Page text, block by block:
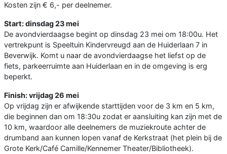
Kosten zijn € 6,- per deelnemer.
Start: dinsdag 23 mei
De avondvierdaagse begint op dinsdag 23 mei om 18:00u. Het
vertrekpunt is Speeltuin Kindervreugd aan de Huiderlaan 7 in
Beverwijk. Komt u naar de avondvierdaagse het liefst op de
fiets, parkeerruimte aan Huiderlaan en in de omgeving is erg
beperkt.
Finish: vrijdag 26 mei
Op vrijdag zijn er afwijkende starttijden voor de 3 km en 5 km,
die beginnen dan om 18:30u zodat er aansluiting kan zijn met de
10 km, waardoor alle deelnemers de muziekroute achter de
drumband aan kunnen lopen vanaf de Kerkstraat (het plein bij de
Grote Kerk/Café Camille/Kennemer Theater/Bibliotheek).